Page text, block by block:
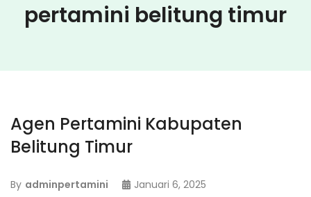
pertamini belitung timur
Agen Pertamini Kabupaten
Belitung Timur
By adminpertamini
Januari 6, 2025